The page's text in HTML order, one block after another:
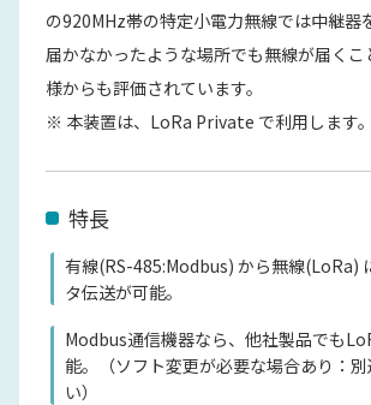
の920MHz帯の特定小電力無線では中継器
届かなかったような場所でも無線が届くこ
様からも評価されています。
※ 本装置は、LoRa Private で利用します。
特長
有線(RS-485:Modbus) から無線(LoRa)
タ伝送が可能。
Modbus通信機器なら、他社製品でも
能。（ソフト変更が必要な場合あり：
い）